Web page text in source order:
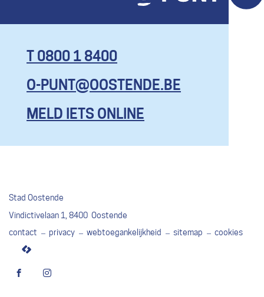
KOM HIER
MET AL JE
VRAGEN, EN
ZELFS OM
MAAR BEN
JE ECHT
CONTENT,
GEEF DAN
COMPLIMENT
T 0800 1 8400
O-PUNT@OOSTENDE.BE
MELD IETS ONLINE
Stad Oostende
Adres
Vindictivelaan 1 8400 Oostende
contact
privacy webtoegankelijkheid sitemap
cookies
FacebookInstagram